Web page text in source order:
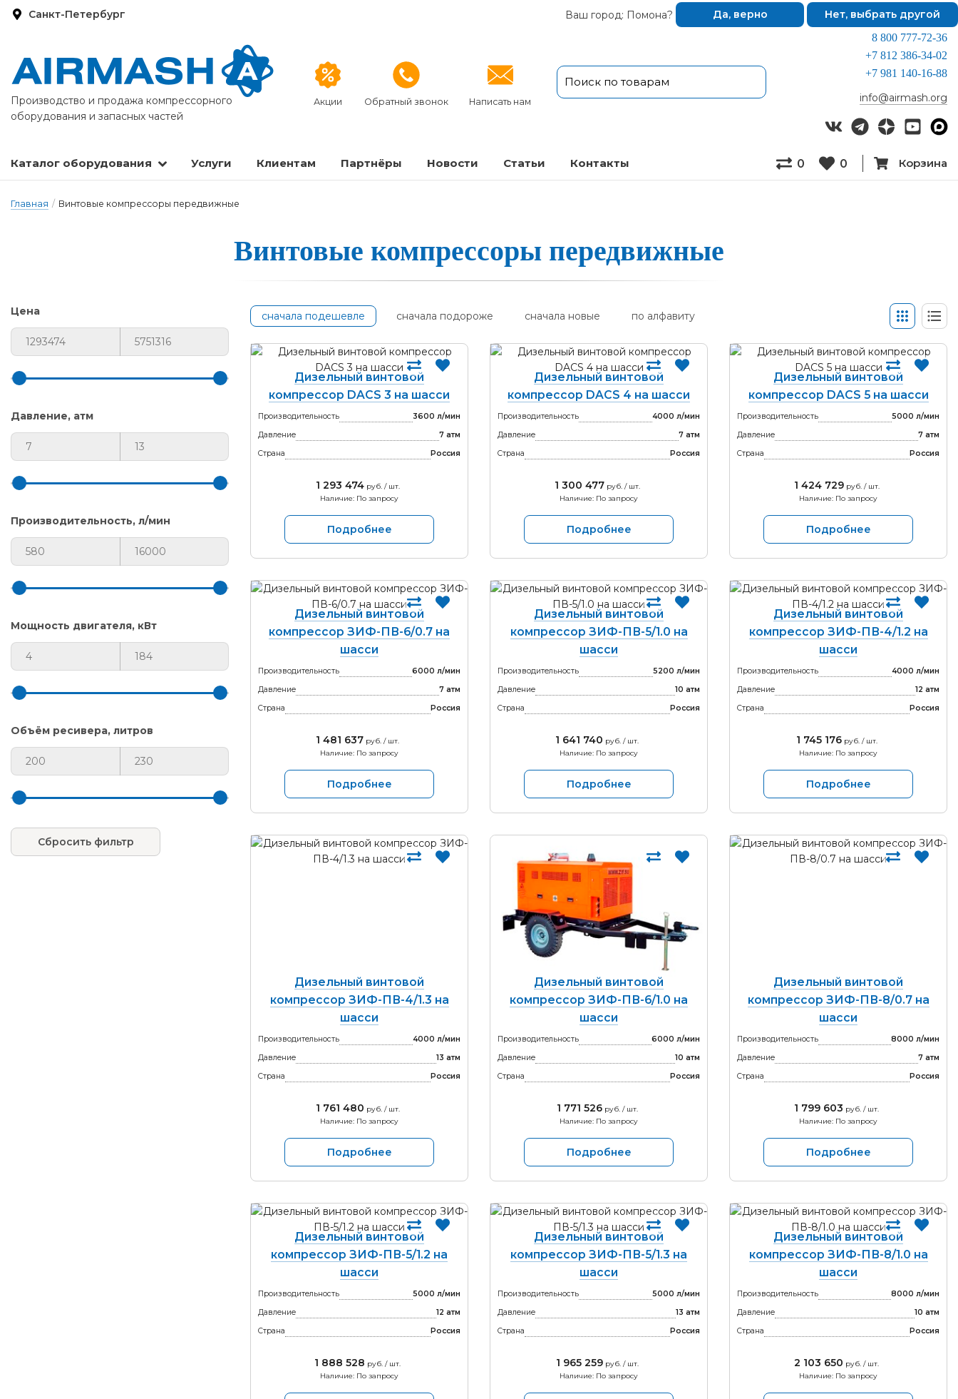
Санкт-Петербург Ваш город: Помона? Да, верно Нет, выбрать другой
Производство и продажа компрессорного
оборудования и запасных частей
Акции Обратный звонок Написать нам
8 800 777-72-36
+7 812 386-34-02
+7 981 140-16-88
info@airmash.org
Каталог оборудования Услуги Клиентам Партнёры Новости Статьи Кон­так­ты 0 0 Корзина
Главная / Винтовые компрессоры передвижные
Винтовые ком­прес­со­ры пе­ред­вижные
Цена
Давление, атм
Производительность, л/мин
Мощность двигателя, кВт
Объём ресивера, литров
Сбросить фильтр
сначала подешевле сначала подороже сначала новые по алфавиту
Дизельный винтовой
компрессор DACS 3 на шасси
Производительность
3600 л/мин
Давление
7 атм
Страна
Россия
1 293 474руб. / шт.
Наличие: По запросу
Подробнее
Дизельный винтовой
компрессор DACS 4 на шасси
Производительность
4000 л/мин
Давление
7 атм
Страна
Россия
1 300 477руб. / шт.
Наличие: По запросу
Подробнее
Дизельный винтовой
компрессор DACS 5 на шасси
Производительность
5000 л/мин
Давление
7 атм
Страна
Россия
1 424 729руб. / шт.
Наличие: По запросу
Подробнее
Дизельный винтовой
компрессор ЗИФ-ПВ-6/0.7 на
шасси
Производительность
6000 л/мин
Давление
7 атм
Страна
Россия
1 481 637 руб. / шт.
Наличие: По запросу
Подробнее
Дизельный винтовой
компрессор ЗИФ-ПВ-5/1.0 на
шасси
Производительность
5200 л/мин
Давление
10 атм
Страна
Россия
1 641 740 руб. / шт.
Наличие: По запросу
Подробнее
Дизельный винтовой
компрессор ЗИФ-ПВ-4/1.2 на
шасси
Производительность
4000 л/мин
Давление
12 атм
Страна
Россия
1 745 176руб. / шт.
Наличие: По запросу
Подробнее
Дизельный винтовой
компрессор ЗИФ-ПВ-4/1.3 на
шасси
Производительность
4000 л/мин
Давление
13 атм
Страна
Россия
1 761 480 руб. / шт.
Наличие: По запросу
Подробнее
Дизельный винтовой
компрессор ЗИФ-ПВ-6/1.0 на
шасси
Производительность
6000 л/мин
Давление
10 атм
Страна
Россия
1 771 526руб. / шт.
Наличие: По запросу
Подробнее
Дизельный винтовой
компрессор ЗИФ-ПВ-8/0.7 на
шасси
Производительность
8000 л/мин
Давление
7 атм
Страна
Россия
1 799 603 руб. / шт.
Наличие: По запросу
Подробнее
Дизельный винтовой
компрессор ЗИФ-ПВ-5/1.2 на
шасси
Производительность
5000 л/мин
Давление
12 атм
Страна
Россия
1 888 528 руб. / шт.
Наличие: По запросу
Дизельный винтовой
компрессор ЗИФ-ПВ-5/1.3 на
шасси
Производительность
5000 л/мин
Давление
13 атм
Страна
Россия
1 965 259руб. / шт.
Наличие: По запросу
Дизельный винтовой
компрессор ЗИФ-ПВ-8/1.0 на
шасси
Производительность
8000 л/мин
Давление
10 атм
Страна
Россия
2 103 650 руб. / шт.
Наличие: По запросу